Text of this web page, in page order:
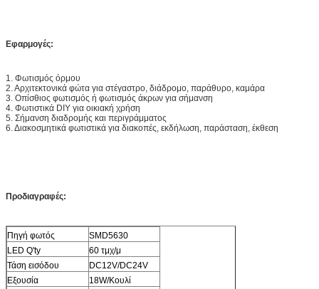
Εφαρμογές:
1. Φωτισμός όρμου
2. Αρχιτεκτονικά φώτα για στέγαστρο, διάδρομο, παράθυρο, καμάρα
3. Οπίσθιος φωτισμός ή φωτισμός άκρων για σήμανση
4. Φωτιστικά DIY για οικιακή χρήση
5. Σήμανση διαδρομής και περιγράμματος
6. Διακοσμητικά φωτιστικά για διακοπές, εκδήλωση, παράσταση, έκθεση
Προδιαγραφές:
Πηγή φωτός
SMD5630
LED Q'ty
60 τμχ/μ
Τάση εισόδου
DC12V/DC24V
Εξουσία
18W/Κουλί